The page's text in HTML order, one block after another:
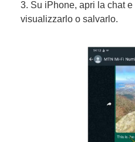
3. Su iPhone, apri la chat
visualizzarlo o salvarlo.